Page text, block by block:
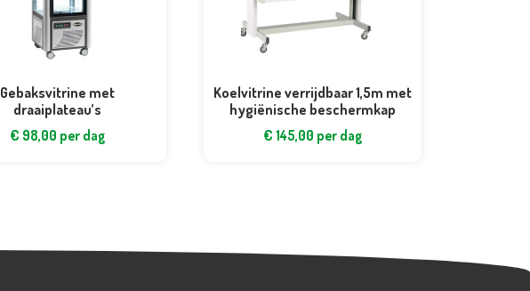
Gebaksvitrine met
draaiplateau’s
€ 98,00 per dag
Koelvitrine verrijdbaar 1,5m met
hygiënische beschermkap
€ 145,00 per dag